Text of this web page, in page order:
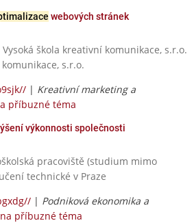
webových stránek
škola kreativní komunikace, s.r.o.
s.r.o.
| Kreativní marketing a
příbuzné téma
výkonnosti společnosti
pracoviště (studium mimo
technické v Praze
| Podniková ekonomika a
příbuzné téma